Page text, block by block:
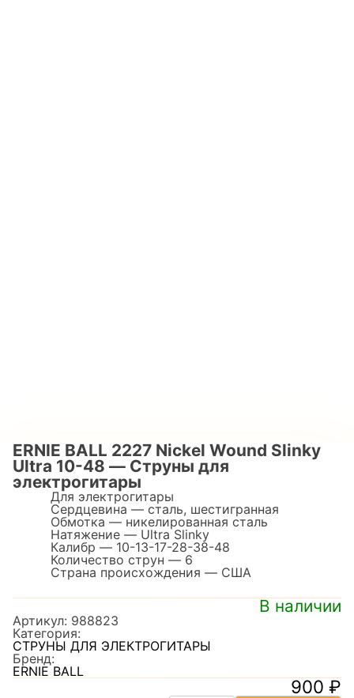
ERNIE BALL 2227 Nickel Wound Slinky
Ultra 10-48 — Струны для
электрогитары
900 ₽
Для электрогитары
Сердцевина — сталь, шестигранная
Обмотка — никелированная сталь
Натяжение — Ultra Slinky
Калибр — 10-13-17-28-38-48
Количество струн — 6
Страна происхождения — США
В наличии
Артикул: 988823
Категория:
СТРУНЫ ДЛЯ ЭЛЕКТРОГИТАРЫ
Бренд:
ERNIE BALL